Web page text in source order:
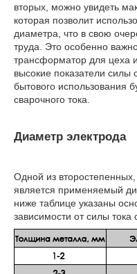
вторых, можно увидеть
которая позволит
диаметра, что в свою
труда. Это особенно
трансформатор для цеха
высокие показатели силы
бытового использования
сварочного тока.
Диаметр электрода
Одной из
является применяемый
ниже таблице указаны
зависимости от силы тока